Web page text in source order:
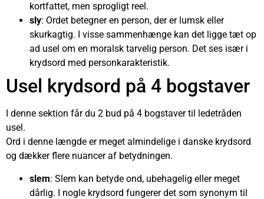
kortfattet, men sprogligt reel.
sly: Ordet betegner en person, der er lumsk eller
skurkagtig. I visse sammenhænge kan det ligge tæt op
ad usel om en moralsk tarvelig person. Det ses især i
krydsord med personkarakteristik.
Usel krydsord på 4 bogstaver
I denne sektion får du 2 bud på 4 bogstaver til ledetråden
usel.
Ord i denne længde er meget almindelige i danske krydsord
og dækker flere nuancer af betydningen.
slem: Slem kan betyde ond, ubehagelig eller meget
dårlig. I nogle krydsord fungerer det som synonym til